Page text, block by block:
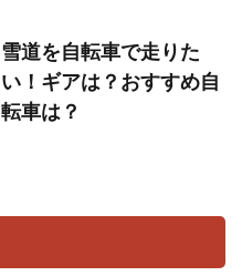
雪道を自転車で走りた
い！ギアは？おすすめ自
転車は？